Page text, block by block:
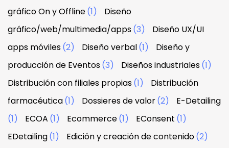
gráfico On y Offline(1)
Diseño
gráfico/web/multimedia/apps(3)
Diseño UX/UI
apps móviles(2) Diseño verbal(1)
Diseño y
producción de Eventos(3) Diseños industriales(1)
Distribución con filiales propias(1)
Distribución
farmacéutica(1) Dossieres de valor(2)
E-Detailing
(1)
ECOA (1) Ecommerce(1) EConsent (1)
EDetailing(1) Edición y creación de contenido(2)